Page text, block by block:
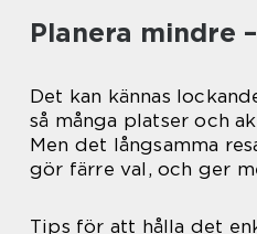
Planera mindre
Det kan kännas
så många platser och
Men det långsamma
gör färre val, och ger
Tips för att hålla det